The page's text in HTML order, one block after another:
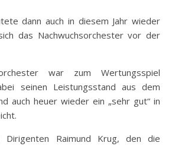
dann auch in diesem Jahr wieder
das Nachwuchsorchester vor der
war zum Wertungsspiel
seinen Leistungsstand aus dem
auch heuer wieder ein „sehr gut“ in
Dirigenten Raimund Krug, den die